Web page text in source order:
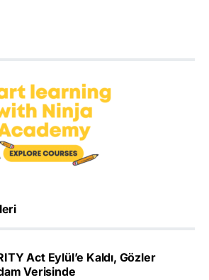
Act Eylül’e Kaldı, Gözler
Verisinde